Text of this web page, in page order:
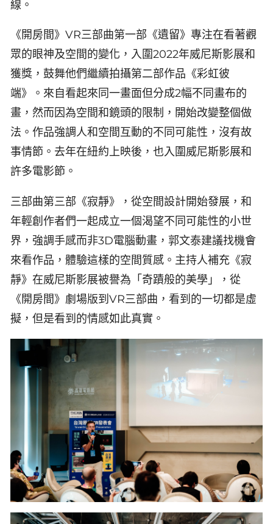
線。
《開房間》VR三部曲第一部《遺留》專注在看著觀
眾的眼神及空間的變化，入圍2022年威尼斯影展和
獲獎，鼓舞他們繼續拍攝第二部作品《彩虹彼
端》。來自看起來同一畫面但分成2幅不同畫布的
畫，然而因為空間和鏡頭的限制，開始改變整個做
法。作品強調人和空間互動的不同可能性，沒有故
事情節。去年在紐約上映後，也入圍威尼斯影展和
許多電影節。
三部曲第三部《寂靜》，從空間設計開始發展，和
年輕創作者們一起成立一個渴望不同可能性的小世
界，強調手感而非3D電腦動畫，郭文泰建議找機會
來看作品，體驗這樣的空間質感。主持人補充《寂
靜》在威尼斯影展被譽為「奇蹟般的美學」，從
《開房間》劇場版到VR三部曲，看到的一切都是虛
擬，但是看到的情感如此真實。